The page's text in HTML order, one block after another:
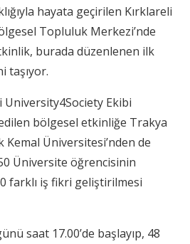
hayata geçirilen Kırklareli
Topluluk Merkezi’nde
burada düzenlenen ilk
taşıyor.
University4Society Ekibi
bölgesel etkinliğe Trakya
Kemal Üniversitesi’nden de
Üniversite öğrencisinin
farklı iş fikri geliştirilmesi
saat 17.00’de başlayıp, 48